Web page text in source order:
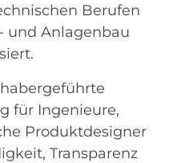
Berufen
und Anlagenbau
für Ingenieure,
Produktdesigner
Transparenz